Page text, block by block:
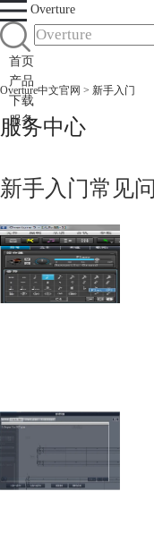
Overture
首页
产品
下载
服务
Overture中文官网 > 新手入门
服务中心
新手入门常见